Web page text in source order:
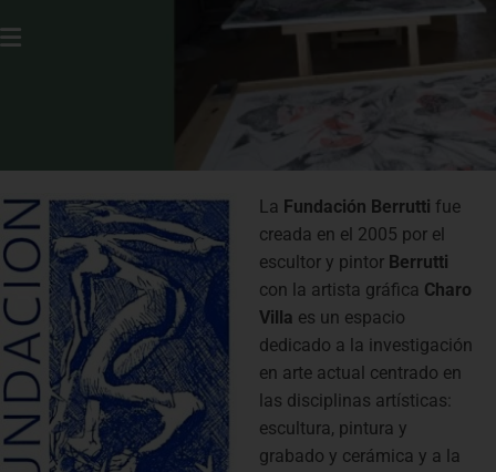
La Fundación Berrutti fue
creada en el 2005 por el
escultor y pintor Berrutti
con la artista gráfica Charo
Villa es un espacio
dedicado a la investigación
en arte actual centrado en
las disciplinas artísticas:
escultura, pintura y
grabado y cerámica y a la